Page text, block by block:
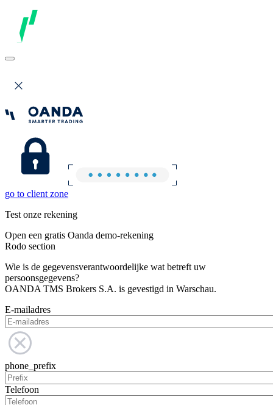
go to client zone
Test onze rekening
Open een gratis Oanda demo-rekening
Rodo section
Wie is de gegevensverantwoordelijke wat betreft uw
persoonsgegevens?
OANDA TMS Brokers S.A. is gevestigd in Warschau.
E-mailadres
phone_prefix
Telefoon